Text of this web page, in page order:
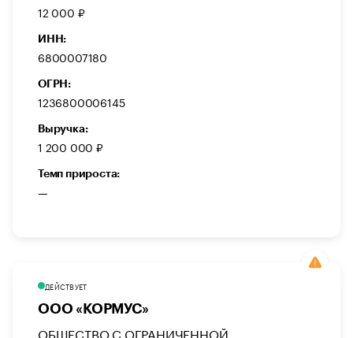
12 000 ₽
ИНН:
6800007180
ОГРН:
1236800006145
Выручка:
1 200 000 ₽
Темп прироста:
—
ДЕЙСТВУЕТ
ООО «КОРМУС»
ОБЩЕСТВО С ОГРАНИЧЕННОЙ